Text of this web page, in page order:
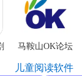
马鞍山OK论坛
App
儿童阅读软件